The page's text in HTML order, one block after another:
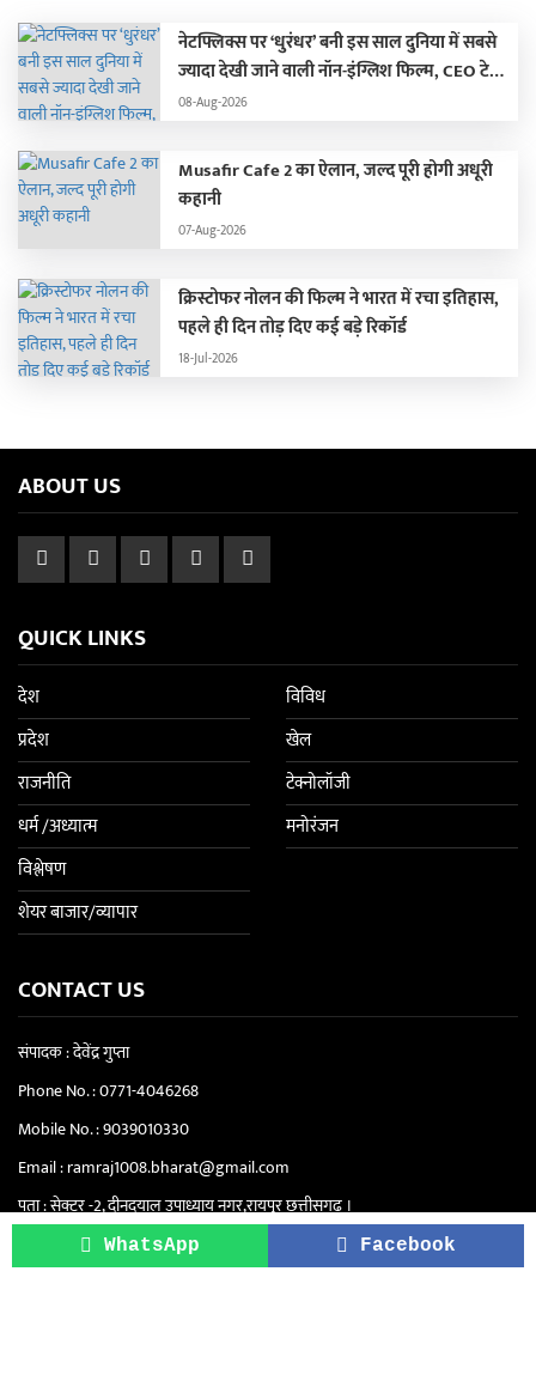
नेटफ्लिक्स पर ‘धुरंधर’ बनी इस साल दुनिया में सबसे
ज्यादा देखी जाने वाली नॉन-इंग्लिश फिल्म, CEO टेड
सारंडोस ने किया खुलासा…
08-Aug-2026
Musafir Cafe 2 का ऐलान, जल्द पूरी होगी अधूरी
कहानी
07-Aug-2026
क्रिस्टोफर नोलन की फिल्म ने भारत में रचा इतिहास,
पहले ही दिन तोड़ दिए कई बड़े रिकॉर्ड
18-Jul-2026
ABOUT US
QUICK LINKS
देश
प्रदेश
राजनीति
धर्म /अध्यात्म
विश्लेषण
शेयर बाजार/व्यापार
विविध
खेल
टेक्नोलॉजी
मनोरंजन
CONTACT US
संपादक : देवेंद्र गुप्ता
Phone No. :0771-4046268
Mobile No. :9039010330
Email :ramraj1008.bharat@gmail.com
पता : सेक्टर -2, दीनदयाल उपाध्याय नगर,रायपुर छत्तीसगढ़ ।
सिटी ऑफिस "रामराज" - सेंट्रल स्कूल के पास, सेक्टर
4, दीनदयाल उपाध्याय नगर, रायपुर (छत्तीसगढ़)
WhatsApp Facebook